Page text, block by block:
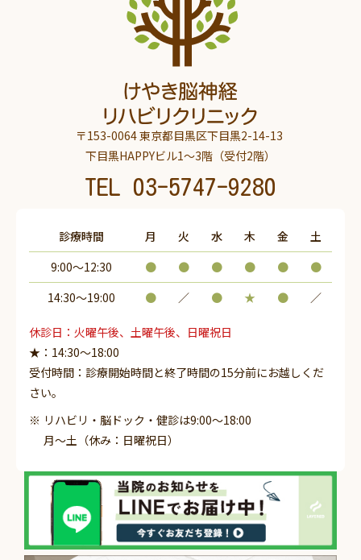
〒153-0064 東京都目黒区下目黒2-14-13
下目黒HAPPYビル1～3階（受付2階）
TEL 03-5747-9280
診療時間 月 火 水 木 金
土
9:00～12:30
● ● ● ● ●
●
14:30〜19:00
● ／ ● ★ ● ／
休診日：火曜午後、土曜午後、日曜祝日
★：14:30～18:00
受付時間：診療開始時間と終了時間の15分前にお越しくだ
さい。
リハビリ・脳ドック・健診は9:00～18:00
月～土（休み：日曜祝日）